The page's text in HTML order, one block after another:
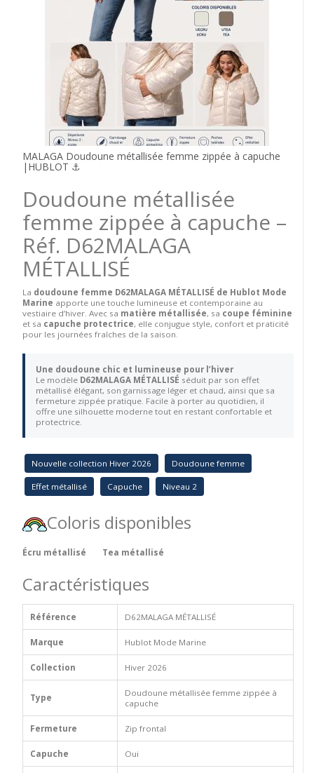
MALAGA Doudoune métallisée femme zippée à capuche
|HUBLOT ⚓
Doudoune métallisée
femme zippée à capuche –
Réf. D62MALAGA
MÉTALLISÉ
La doudoune femme D62MALAGA MÉTALLISÉ de Hublot Mode
Marine apporte une touche lumineuse et contemporaine au
vestiaire d’hiver. Avec sa matière métallisée, sa coupe féminine
et sa capuche protectrice, elle conjugue style, confort et praticité
pour les journées fraîches de la saison.
Une doudoune chic et lumineuse pour l’hiver
Le modèle D62MALAGA MÉTALLISÉ séduit par son effet
métallisé élégant, son garnissage léger et chaud, ainsi que sa
fermeture zippée pratique. Facile à porter au quotidien, il
offre une silhouette moderne tout en restant confortable et
protectrice.
Nouvelle collection Hiver 2026 Doudoune femme
Effet métallisé Capuche Niveau 2
Coloris disponibles
Écru métallisé Tea métallisé
Caractéristiques
Référence D62MALAGA MÉTALLISÉ
Marque Hublot Mode Marine
Collection Hiver 2026
Type
Doudoune métallisée femme zippée à
capuche
Fermeture Zip frontal
Capuche Oui